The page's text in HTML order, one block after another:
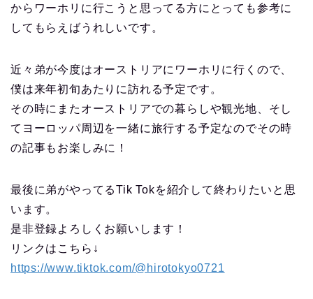
からワーホリに行こうと思ってる方にとっても参考に
してもらえばうれしいです。
近々弟が今度はオーストリアにワーホリに行くので、
僕は来年初旬あたりに訪れる予定です。
その時にまたオーストリアでの暮らしや観光地、そし
てヨーロッパ周辺を一緒に旅行する予定なのでその時
の記事もお楽しみに！
最後に弟がやってるTik Tokを紹介して終わりたいと思
います。
是非登録よろしくお願いします！
リンクはこちら↓
https://www.tiktok.com/@hirotokyo0721